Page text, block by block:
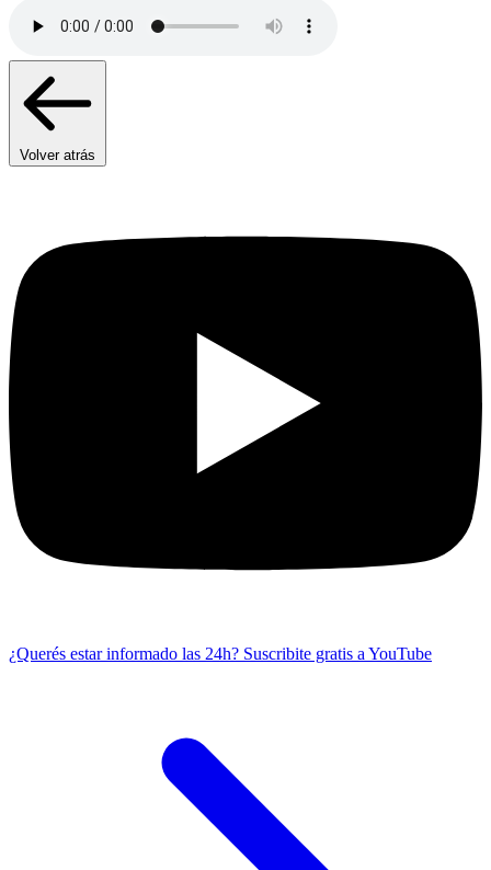
Volver atrás
¿Querés estar informado las 24h? Suscribite gratis a YouTube